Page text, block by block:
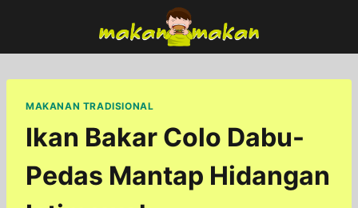
content
MAKANAN TRADISIONAL
Ikan Bakar Colo Dabu-
Pedas Mantap Hidangan